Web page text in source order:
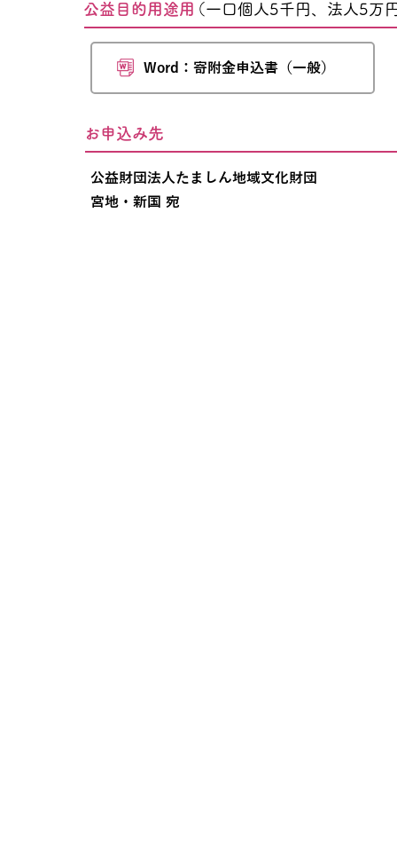
公益目的用途用（一口個人5千円、法人5万
Word：寄附金申込書（一般）
お申込み先
公益財団法人たましん地域文化財団
宮地・新国 宛